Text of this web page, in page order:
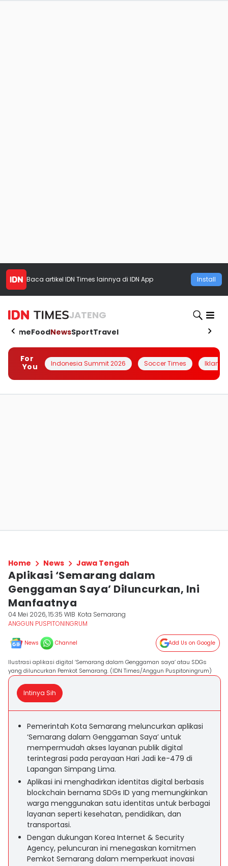
Baca artikel IDN Times lainnya di IDN App Install
JATENG
HomeFoodNewsSportTravel
For
You
Indonesia Summit 2026 Soccer Times Iklanin
Home News Jawa Tengah
Aplikasi ‘Semarang dalam
Genggaman Saya’ Diluncurkan, Ini
Manfaatnya
04 Mei 2026, 15:35 WIB Kota Semarang
ANGGUN PUSPITONINGRUM
News Channel Add Us on Google
Ilustrasi aplikasi digital ‘Semarang dalam Genggaman saya’ atau SDGs
yang diluncurkan Pemkot Semarang. (IDN Times/Anggun Puspitoningrum)
Intinya Sih
Pemerintah Kota Semarang meluncurkan aplikasi
‘Semarang dalam Genggaman Saya’ untuk
mempermudah akses layanan publik digital
terintegrasi pada perayaan Hari Jadi ke-479 di
Lapangan Simpang Lima.
Aplikasi ini menghadirkan identitas digital berbasis
blockchain bernama SDGs ID yang memungkinkan
warga menggunakan satu identitas untuk berbagai
layanan seperti kesehatan, pendidikan, dan
transportasi.
Dengan dukungan Korea Internet & Security
Agency, peluncuran ini menegaskan komitmen
Pemkot Semarang dalam memperkuat inovasi